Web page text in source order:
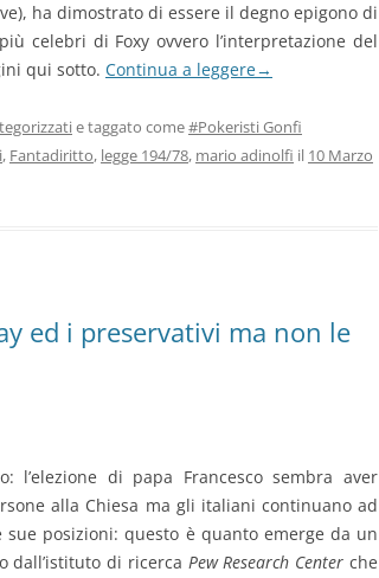
ha dimostrato di essere il degno epigono di
celebri di Foxy ovvero l’interpretazione del
qui sotto. Continua a leggere→
e taggato come#Pokeristi Gonfi
, Fantadiritto, legge 194/78, mario adinolfi il 10 Marzo
ed i preservativi ma non le
l’elezione di papa Francesco sembra aver
alla Chiesa ma gli italiani continuano ad
sue posizioni: questo è quanto emerge da un
dall’istituto di ricerca Pew Research Center che